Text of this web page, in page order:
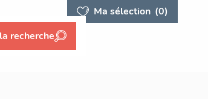
Ma sélection (0)
recherche